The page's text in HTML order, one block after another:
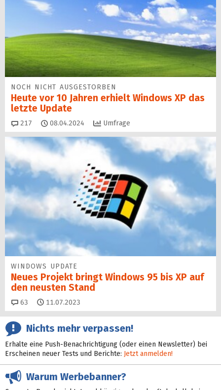
NOCH NICHT AUSGESTORBEN
Heute vor 10 Jahren erhielt Windows XP das
letzte Update
217 Kommentare
08.04.2024 Umfrage
WINDOWS UPDATE
Neues Projekt bringt Windows 95 bis XP auf
den neusten Stand
63 Kommentare
11.07.2023
Nichts mehr verpassen!
Erhalte eine Push-Benachrichtigung (oder einen Newsletter) bei
Erscheinen neuer Tests und Berichte: Jetzt anmelden!
Warum Werbebanner?